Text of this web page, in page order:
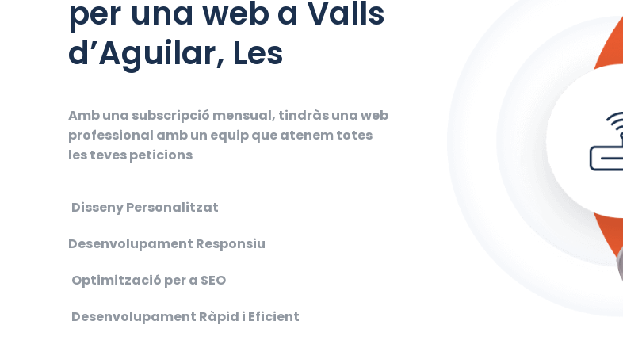
per una web a Valls
d’Aguilar, Les
Amb una subscripció mensual, tindràs una web
professional amb un equip que atenem totes
les teves peticions
Disseny Personalitzat
Desenvolupament Responsiu
Optimització per a SEO
Desenvolupament Ràpid i Eficient